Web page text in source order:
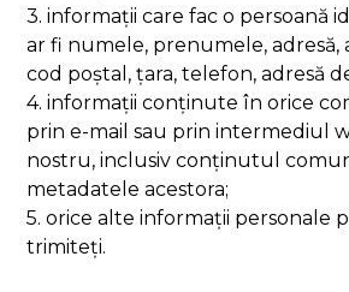
3. informații care fac o persoană
ar fi numele, prenumele, adresă,
cod poștal, țara, telefon, adresă
4. informații conținute în orice
prin e-mail sau prin intermediul
nostru, inclusiv conținutul
metadatele acestora;
5. orice alte informații personale
trimiteți.